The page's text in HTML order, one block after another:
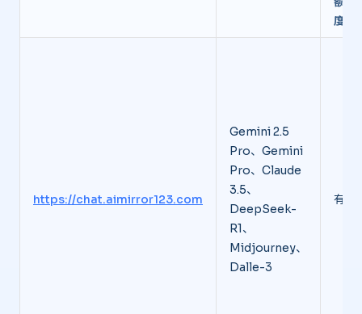
度
https://chat.aimirror123.com
Gemini 2.5
Pro、Gemini
Pro、Claude
3.5、
DeepSeek-
R1、
Midjourney、
Dalle-3
有